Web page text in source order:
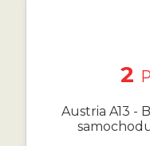
2
Austria A13 -